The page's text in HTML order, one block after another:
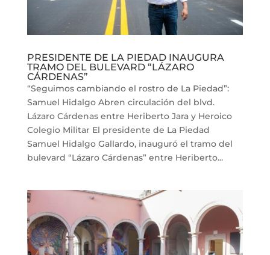
PRESIDENTE DE LA PIEDAD INAUGURA
TRAMO DEL BULEVARD “LÁZARO
CÁRDENAS”
“Seguimos cambiando el rostro de La Piedad”:
Samuel Hidalgo Abren circulación del blvd.
Lázaro Cárdenas entre Heriberto Jara y Heroico
Colegio Militar El presidente de La Piedad
Samuel Hidalgo Gallardo, inauguró el tramo del
bulevard “Lázaro Cárdenas” entre Heriberto...